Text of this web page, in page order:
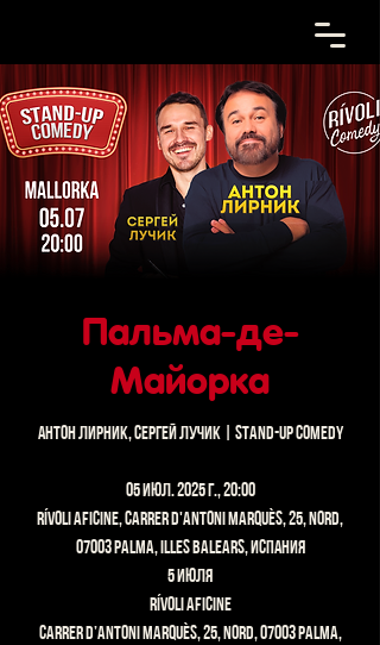
Пальма-де-
Майорка
Антон Лирник, Сергей Лучик | Stand-up Comedy
05 июл. 2025 г., 20:00
Rívoli Aficine, Carrer d'Antoni Marquès, 25, Nord,
07003 Palma, Illes Balears, Испания
5 июля
Rívoli Aficine
Carrer d’Antoni Marquès, 25, Nord, 07003 Palma,